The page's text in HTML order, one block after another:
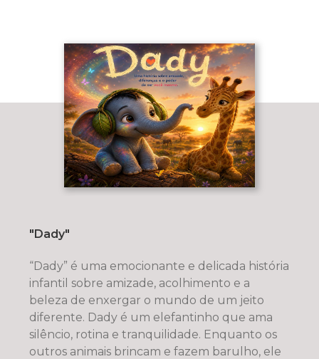
"Dady"
“Dady” é uma emocionante e delicada história
infantil sobre amizade, acolhimento e a
beleza de enxergar o mundo de um jeito
diferente. Dady é um elefantinho que ama
silêncio, rotina e tranquilidade. Enquanto os
outros animais brincam e fazem barulho, ele